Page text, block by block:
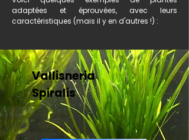
adaptées et éprouvées, avec leurs
caractéristiques (mais il y en d'autres !) :
Vallisneria
Spiralis